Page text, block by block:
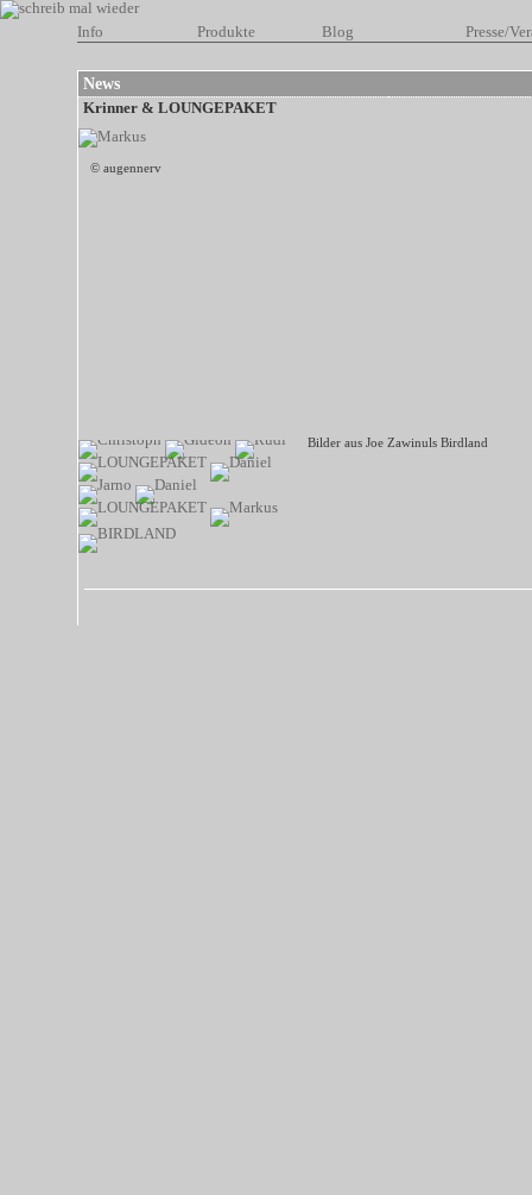
Info Produkte Blog Presse/
News
Krinner & LOUNGEPAKET
© augennerv
Bilder aus Joe Zawinuls Birdland